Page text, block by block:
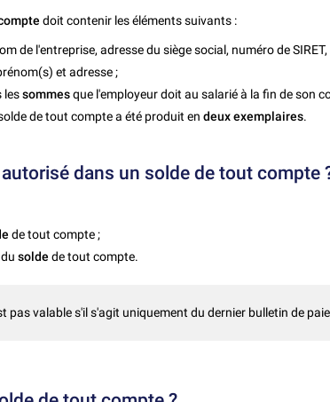
doit contenir les éléments suivants :
de l'entreprise, adresse du siège social, numéro de SIRET,
et adresse ;
lessommesque l'employeur doit au salarié à la fin de son
de tout compte a été produit endeux exemplaires.
dans un solde de tout compte
de tout compte ;
dusolde de tout compte.
pas valable s'il s'agit uniquement du dernier bulletin de